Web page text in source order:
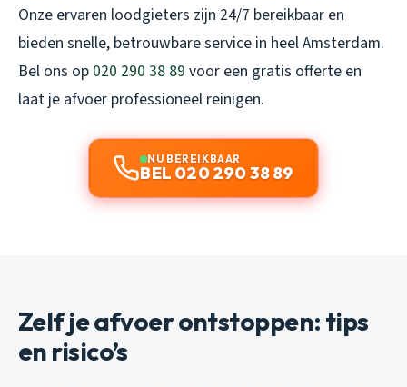
Onze ervaren loodgieters zijn 24/7 bereikbaar en
bieden snelle, betrouwbare service in heel Amsterdam.
Bel ons op 020 290 38 89 voor een gratis offerte en
laat je afvoer professioneel reinigen.
NU BEREIKBAAR
BEL 020 290 38 89
Zelf je afvoer ontstoppen: tips
en risico’s